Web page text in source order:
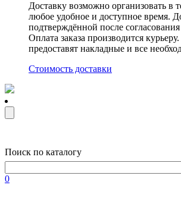
Доставку возможно организовать в
любое удобное и доступное время.
подтверждённой после
Оплата заказа производится
предоставят накладные и все
Стоимость доставки
Поиск по каталогу
0